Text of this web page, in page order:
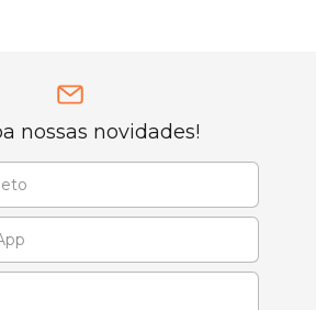
nossas novidades!